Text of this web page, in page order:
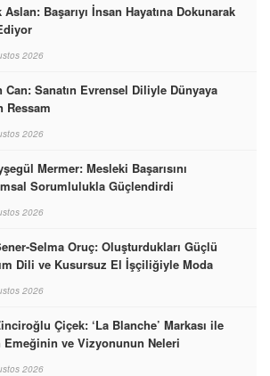
Aslan: Başarıyı İnsan Hayatına Dokunarak
2026
Can: Sanatın Evrensel Diliyle Dünyaya
Ressam
2026
Mermer: Mesleki Başarısını
Sorumlulukla Güçlendirdi
2026
Selma Oruç: Oluşturdukları Güçlü
Dili ve Kusursuz El İşçiliğiyle Moda
İmzalarını Attılar
2026
Çiçek: ‘La Blanche’ Markası ile
Emeğinin ve Vizyonunun Neleri
En Güzel Örneğini Sunuyor
2026